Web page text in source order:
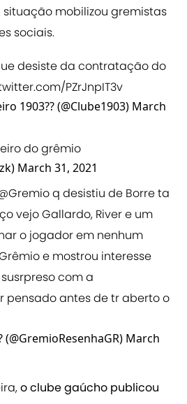
situação mobilizou gremistas
sociais.
desiste da contratação do
PZrJnpIT3v
1903?? (@Clube1903) March
do grêmio
March 31, 2021
q desistiu de Borre ta
vejo Gallardo, River e um
o jogador em nenhum
e mostrou interesse
com a
pensado antes de tr aberto o
March
o clube gaúcho publicou